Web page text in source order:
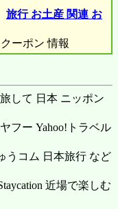
旅行 お土産 関連 お
して 日本 ニッポン
ヤフー Yahoo!トラベル
うコム 日本旅行 など
近場で楽しむ